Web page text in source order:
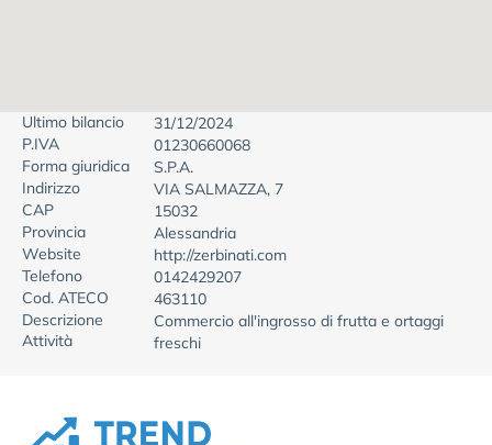
Ultimo bilancio
31/12/2024
P.IVA
01230660068
Forma giuridica
S.P.A.
Indirizzo
VIA SALMAZZA, 7
CAP
15032
Provincia
Alessandria
Website
http://zerbinati.com
Telefono
0142429207
Cod. ATECO
463110
Descrizione
Attività
Commercio all'ingrosso di frutta e ortaggi
freschi